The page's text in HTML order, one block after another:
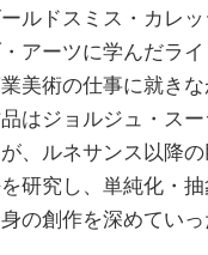
ルドスミス・カレ
アーツに学んだラ
美術の仕事に就き
はジョルジュ・ス
、ルネサンス以降
研究し、単純化・
の創作を深めていっ